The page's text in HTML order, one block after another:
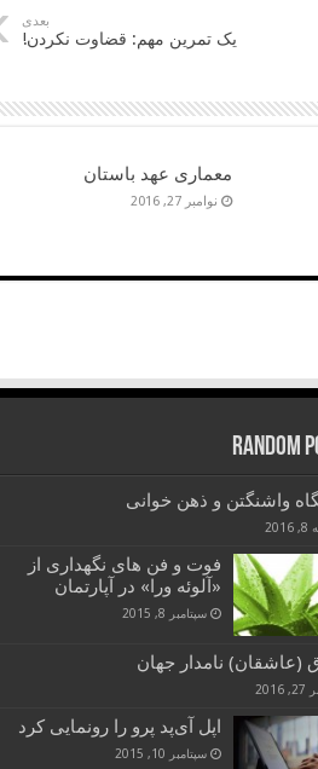
بعدی
یک تمرین مهم: قضاوت نکردن!
معماری عهد باستان
نوامبر 27, 2016
Random
واشنگتن و ذهن خوانی
فوت و فن های نگهداری از
«آلوئه ورا» در آپارتمان‌
سپتامبر 8, 2015
(عاشقان) نامدار جهان
اپل آی‌پد پرو را رونمایی کرد
سپتامبر 10, 2015